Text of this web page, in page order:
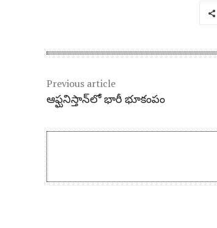
Previous article
ఆఫ్ఘనిస్తాన్‌లో భారీ భూకంపం